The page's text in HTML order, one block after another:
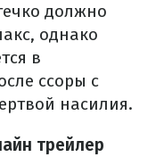
должно
однако
в
ссоры с
насилия.
трейлер